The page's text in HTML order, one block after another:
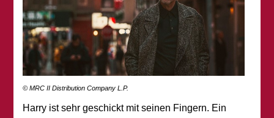
© MRC II Distribution Company L.P.
Harry ist sehr geschickt mit seinen Fingern. Ein